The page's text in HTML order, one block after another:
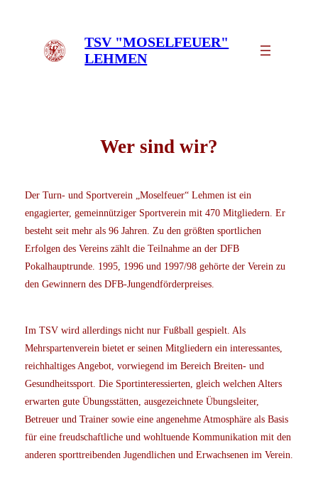
TSV "MOSELFEUER"
LEHMEN
Wer sind wir?
Der Turn- und Sportverein „Moselfeuer“ Lehmen ist ein
engagierter, gemeinnütziger Sportverein mit 470 Mitgliedern. Er
besteht seit mehr als 96 Jahren. Zu den größten sportlichen
Erfolgen des Vereins zählt die Teilnahme an der DFB
Pokalhauptrunde. 1995, 1996 und 1997/98 gehörte der Verein zu
den Gewinnern des DFB-Jungendförderpreises.
Im TSV wird allerdings nicht nur Fußball gespielt. Als
Mehrspartenverein bietet er seinen Mitgliedern ein interessantes,
reichhaltiges Angebot, vorwiegend im Bereich Breiten- und
Gesundheitssport. Die Sportinteressierten, gleich welchen Alters
erwarten gute Übungsstätten, ausgezeichnete Übungsleiter,
Betreuer und Trainer sowie eine angenehme Atmosphäre als Basis
für eine freudschaftliche und wohltuende Kommunikation mit den
anderen sporttreibenden Jugendlichen und Erwachsenen im Verein.